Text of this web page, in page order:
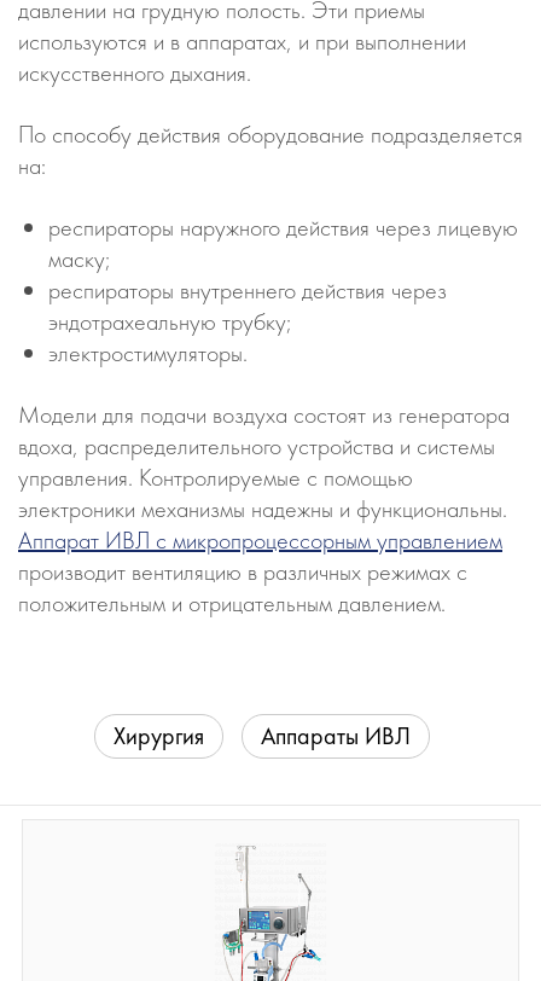
давлении на грудную полость. Эти приемы
используются и в аппаратах, и при выполнении
искусственного дыхания.
По способу действия оборудование подразделяется
на:
респираторы наружного действия через лицевую
маску;
респираторы внутреннего действия через
эндотрахеальную трубку;
электростимуляторы.
Модели для подачи воздуха состоят из генератора
вдоха, распределительного устройства и системы
управления. Контролируемые с помощью
электроники механизмы надежны и функциональны.
Аппарат ИВЛ с микропроцессорным управлением
производит вентиляцию в различных режимах с
положительным и отрицательным давлением.
Хирургия Аппараты ИВЛ